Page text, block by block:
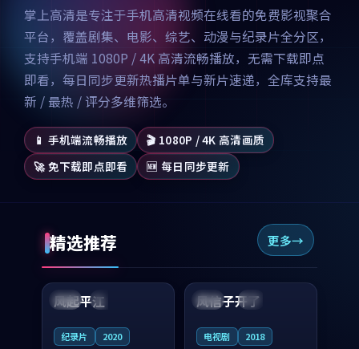
掌上高清是专注于手机高清视频在线看的免费影视聚合
平台，覆盖剧集、电影、综艺、动漫与纪录片全分区，
支持手机端 1080P / 4K 高清流畅播放，无需下载即点
即看，每日同步更新热播片单与新片速递，全库支持最
新 / 最热 / 评分多维筛选。
📱 手机端流畅播放
🎬 1080P / 4K 高清画质
🚀 免下载即点即看
🆕 每日同步更新
精选推荐 更多
美国 完结
99:07
风起平江
纪录片 2020
法国 4K
99:21
风信子开了
电视剧 2018